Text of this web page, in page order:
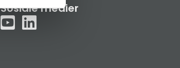
Sosiale medier